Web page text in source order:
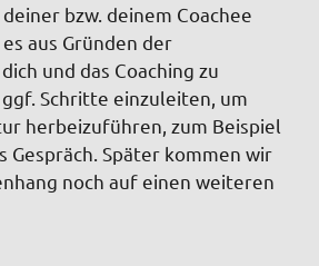
bzw. deinem Coachee
aus Gründen der
und das Coaching zu
Schritte einzuleiten, um
herbeizuführen, zum Beispiel
Gespräch. Später kommen wir
noch auf einen weiteren